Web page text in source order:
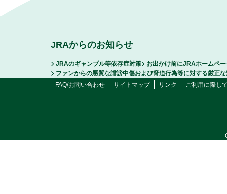
JRAからのお知らせ
JRAのギャンブル等依存症対策
お出かけ前にJRAホームペ
ファンからの悪質な誹謗中傷および脅迫行為等に対する厳正
FAQ/お問い合わせ
サイトマップ リンク ご利用に際し